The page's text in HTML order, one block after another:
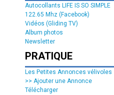
Autocollants LIFE IS SO SIMPLE
122.65 Mhz (Facebook)
Vidéos (Gliding TV)
Album photos
Newsletter
PRATIQUE
Les Petites Annonces vélivoles
>> Ajouter une Annonce
Télécharger